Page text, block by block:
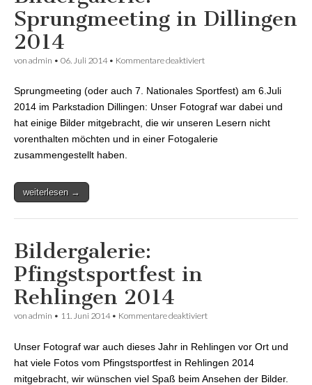
Sprungmeeting in Dillingen
2014
von admin • 06. Juli 2014• Kommentare deaktiviert
Sprungmeeting (oder auch 7. Nationales Sportfest) am 6.Juli
2014 im Parkstadion Dillingen: Unser Fotograf war dabei und
hat einige Bilder mitgebracht, die wir unseren Lesern nicht
vorenthalten möchten und in einer Fotogalerie
zusammengestellt haben.
weiterlesen →
Bildergalerie:
Pfingstsportfest in
Rehlingen 2014
von admin • 11. Juni 2014• Kommentare deaktiviert
Unser Fotograf war auch dieses Jahr in Rehlingen vor Ort und
hat viele Fotos vom Pfingstsportfest in Rehlingen 2014
mitgebracht, wir wünschen viel Spaß beim Ansehen der Bilder.